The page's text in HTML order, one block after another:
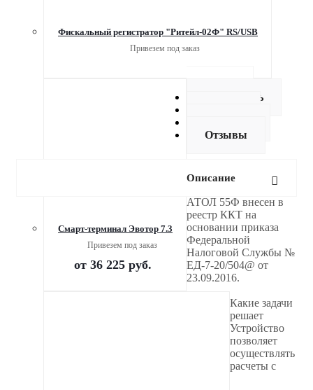
Фискальный регистратор "Ритейл-02Ф" RS/USB
Привезем под заказ
Смарт-терминал Эвотор 7.3
Привезем под заказ
от 36 225 руб.
Как купить
Отзывы
Описание
АТОЛ 55Ф внесен в
реестр ККТ на
основании приказа
Федеральной
Налоговой Службы №
ЕД-7-20/504@ от
23.09.2016.
Какие задачи
решает
Устройство
позволяет
осуществлять
расчеты с